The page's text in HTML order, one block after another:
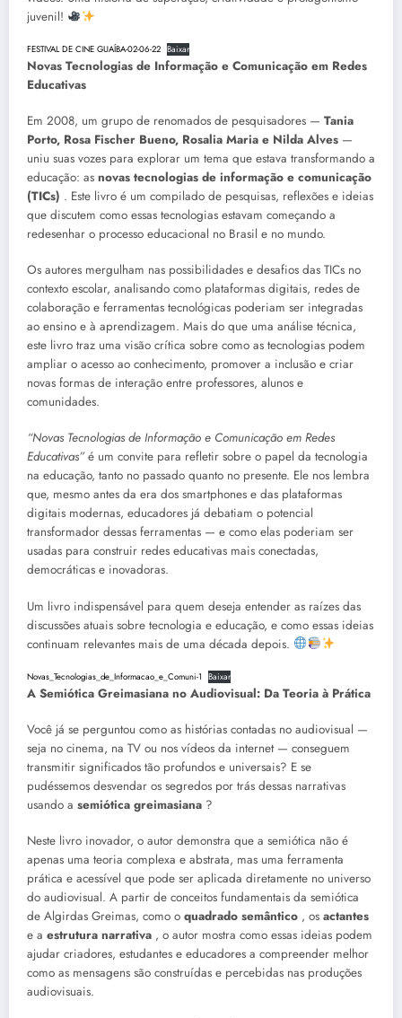
juvenil!
FESTIVAL DE CINE GUAÍBA-02-06-22 Baixar
Novas Tecnologias de Informação e Comunicação em Redes
Educativas
Em 2008, um grupo de renomados de pesquisadores — Tania
Porto, Rosa Fischer Bueno, Rosalia Maria e Nilda Alves —
uniu suas vozes para explorar um tema que estava transformando a
educação: as novas tecnologias de informação e comunicação
(TICs) . Este livro é um compilado de pesquisas, reflexões e ideias
que discutem como essas tecnologias estavam começando a
redesenhar o processo educacional no Brasil e no mundo.
Os autores mergulham nas possibilidades e desafios das TICs no
contexto escolar, analisando como plataformas digitais, redes de
colaboração e ferramentas tecnológicas poderiam ser integradas
ao ensino e à aprendizagem. Mais do que uma análise técnica,
este livro traz uma visão crítica sobre como as tecnologias podem
ampliar o acesso ao conhecimento, promover a inclusão e criar
novas formas de interação entre professores, alunos e
comunidades.
“Novas Tecnologias de Informação e Comunicação em Redes
Educativas”é um convite para refletir sobre o papel da tecnologia
na educação, tanto no passado quanto no presente. Ele nos lembra
que, mesmo antes da era dos smartphones e das plataformas
digitais modernas, educadores já debatiam o potencial
transformador dessas ferramentas — e como elas poderiam ser
usadas para construir redes educativas mais conectadas,
democráticas e inovadoras.
Um livro indispensável para quem deseja entender as raízes das
discussões atuais sobre tecnologia e educação, e como essas ideias
continuam relevantes mais de uma década depois.
Novas_Tecnologias_de_Informacao_e_Comuni-1 Baixar
A Semiótica Greimasiana no Audiovisual: Da Teoria à Prática
Você já se perguntou como as histórias contadas no audiovisual —
seja no cinema, na TV ou nos vídeos da internet — conseguem
transmitir significados tão profundos e universais? E se
pudéssemos desvendar os segredos por trás dessas narrativas
usando a semiótica greimasiana ?
Neste livro inovador, o autor demonstra que a semiótica não é
apenas uma teoria complexa e abstrata, mas uma ferramenta
prática e acessível que pode ser aplicada diretamente no universo
do audiovisual. A partir de conceitos fundamentais da semiótica
de Algirdas Greimas, como o quadrado semântico , os actantes
e a estrutura narrativa , o autor mostra como essas ideias podem
ajudar criadores, estudantes e educadores a compreender melhor
como as mensagens são construídas e percebidas nas produções
audiovisuais.